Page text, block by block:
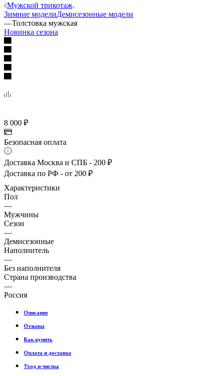
Мужской трикотаж
Зимние моделиДемисезонные модели
—Толстовка мужская
Новинка сезона
8 000 ₽
Безопасная оплата
Доставка Москва и СПБ - 200 ₽
Доставка по РФ - от 200 ₽
Характеристики
Пол
—
Мужчины
Сезон
—
Демисезонные
Наполнитель
—
Без наполнителя
Страна производства
—
Россия
Описание
Отзывы
Как купить
Оплата и доставка
Уход и чистка